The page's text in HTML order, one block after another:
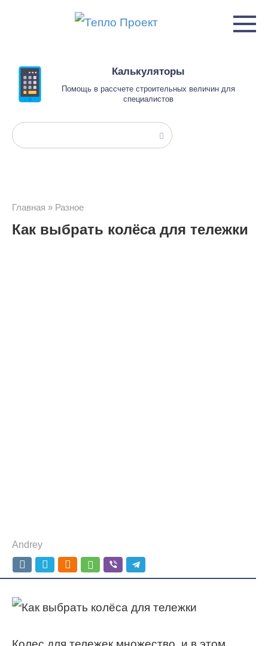
Калькуляторы
Помощь в рассчете строительных величин для
специалистов
Поиск:
Главная » Разное
Как выбрать колёса для тележки
Andrey